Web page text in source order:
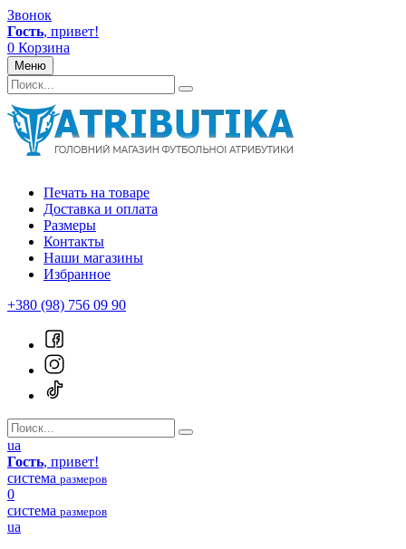
Звонок
Гость, привет!
0 Корзина
Меню
Печать на товаре
Доставка и оплата
Размеры
Контакты
Наши магазины
Избранное
+380 (98) 756 09 90
ua
Гость, привет!
система размеров
0
система размеров
ua